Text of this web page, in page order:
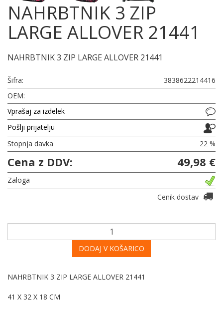
NAHRBTNIK 3 ZIP
LARGE ALLOVER 21441
NAHRBTNIK 3 ZIP LARGE ALLOVER 21441
Šifra:
3838622214416
OEM:
Vprašaj za izdelek
Pošlji prijatelju
Stopnja davka
22 %
Cena z DDV: 49,98 €
Zaloga
Cenik dostav
DODAJ V KOŠARICO
NAHRBTNIK 3 ZIP LARGE ALLOVER 21441
41 X 32 X 18 CM